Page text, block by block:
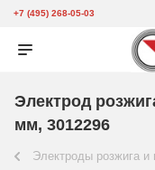
+7 (495) 268-05-03
Электрод
мм, 3012296
Электроды розжига и